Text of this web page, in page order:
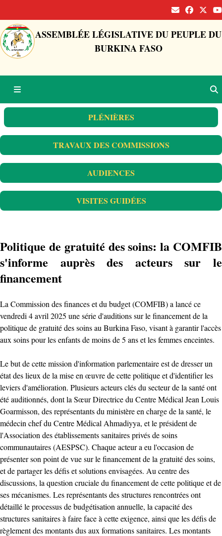
ASSEMBLÉE LÉGISLATIVE DU PEUPLE DU
BURKINA FASO
PLÉNIÈRES
TRAVAUX DES COMMISSIONS
AUDIENCES
VISITES GUIDÉES
Politique de gratuité des soins: la COMFIB
s'informe auprès des acteurs sur le
financement
La Commission des finances et du budget (COMFIB) a lancé ce
vendredi 4 avril 2025 une série d'auditions sur le financement de la
politique de gratuité des soins au Burkina Faso, visant à garantir l'accès
aux soins pour les enfants de moins de 5 ans et les femmes enceintes.
Le but de cette mission d'information parlementaire est de dresser un
état des lieux de la mise en œuvre de cette politique et d'identifier les
leviers d'amélioration. Plusieurs acteurs clés du secteur de la santé ont
été auditionnés, dont la Sœur Directrice du Centre Médical Jean Louis
Goarmisson, des représentants du ministère en charge de la santé, le
médecin chef du Centre Médical Ahmadiyya, et le président de
l'Association des établissements sanitaires privés de soins
communautaires (AESPSC). Chaque acteur a eu l'occasion de
présenter son point de vue sur le financement de la gratuité des soins,
et de partager les défis et solutions envisagées. Au centre des
discussions, la question cruciale du financement de cette politique et de
ses mécanismes. Les représentants des structures rencontrées ont
détaillé le processus de budgétisation annuelle, la capacité des
structures sanitaires à faire face à cette exigence, ainsi que les défis de
règlement des montants dus aux formations sanitaires. Les montants